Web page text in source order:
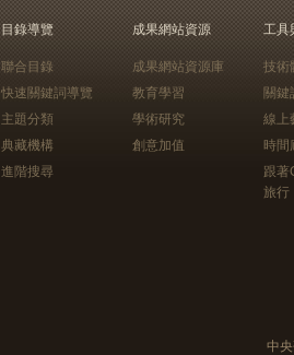
目錄導覽
聯合目錄
快速關鍵詞導覽
主題分類
典藏機構
進階搜尋
成果網站資源
成果網站資源庫
教育學習
學術研究
創意加值
工具
技術
關鍵
線上
時間
跟
旅行
中